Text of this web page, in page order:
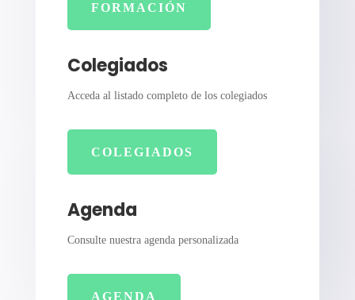
FORMACIÓN
Colegiados
Acceda al listado completo de los colegiados
COLEGIADOS
Agenda
Consulte nuestra agenda personalizada
AGENDA